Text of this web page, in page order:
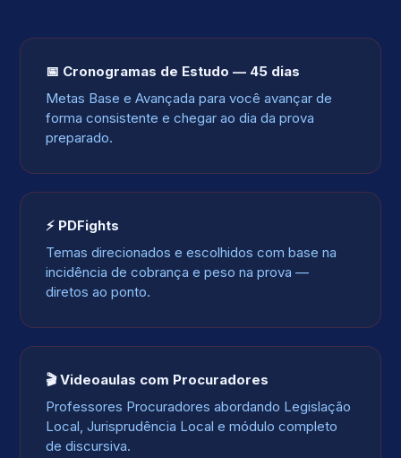
📅 Cronogramas de Estudo — 45 dias
Metas Base e Avançada para você avançar de
forma consistente e chegar ao dia da prova
preparado.
⚡ PDFights
Temas direcionados e escolhidos com base na
incidência de cobrança e peso na prova —
diretos ao ponto.
🎬 Videoaulas com Procuradores
Professores Procuradores abordando Legislação
Local, Jurisprudência Local e módulo completo
de discursiva.